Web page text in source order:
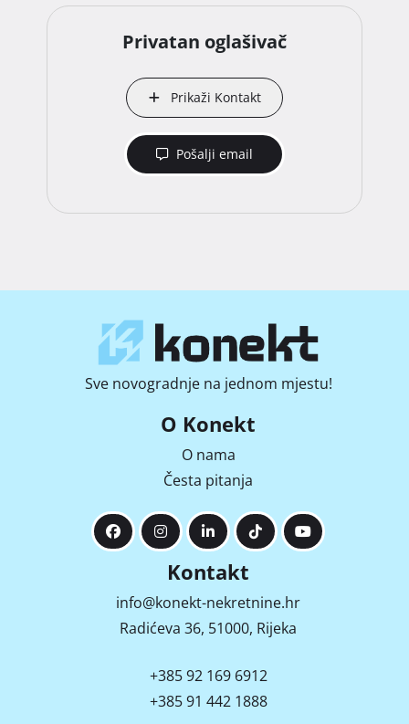
Privatan oglašivač
Prikaži Kontakt
Pošalji email
Sve novogradnje na jednom mjestu!
O Konekt
O nama
Česta pitanja
Kontakt
info@konekt-nekretnine.hr
Radićeva 36, 51000, Rijeka
+385 92 169 6912
+385 91 442 1888